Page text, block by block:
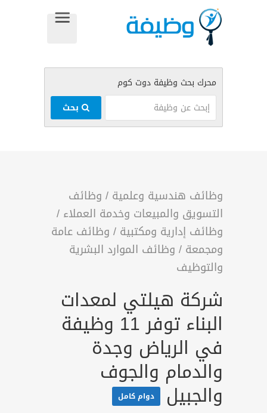
وظائف هندسية وعلمية / وظائف
التسويق والمبيعات وخدمة العملاء /
وظائف إدارية ومكتبية / وظائف عامة
ومجمعة / وظائف الموارد البشرية
والتوظيف
شركة هيلتي لمعدات
البناء توفر 11 وظيفة
في الرياض وجدة
والدمام والجوف
والجبيل دوام كامل